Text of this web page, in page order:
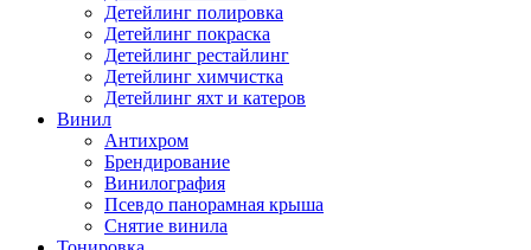
Детейлинг полировка
Детейлинг покраска
Детейлинг рестайлинг
Детейлинг химчистка
Детейлинг яхт и катеров
Винил
Антихром
Брендирование
Винилография
Псевдо панорамная крыша
Снятие винила